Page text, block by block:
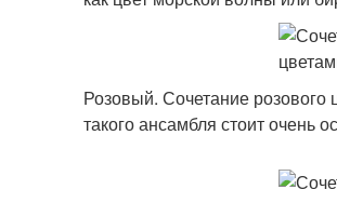
Розовый. Сочетание
такого ансамбля стоит очень